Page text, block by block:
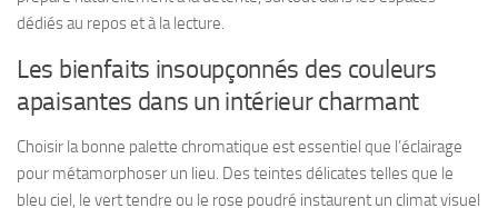
dédiés au repos et à la lecture.
Les bienfaits insoupçonnés des couleurs
apaisantes dans un intérieur charmant
Choisir la bonne palette chromatique est essentiel que l’éclairage
pour métamorphoser un lieu. Des teintes délicates telles que le
bleu ciel, le vert tendre ou le rose poudré instaurent un climat visuel